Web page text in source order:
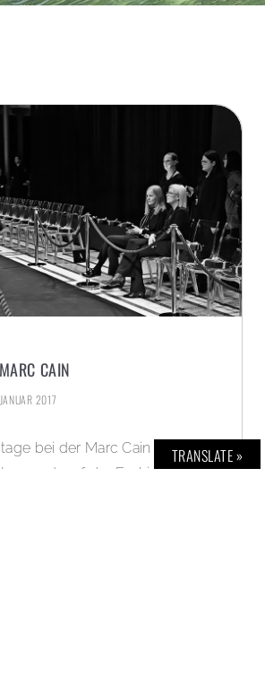
CAIN
2017
bei der Marc Cain Show
2017), auf der Fashion Week
TRANSLATE »